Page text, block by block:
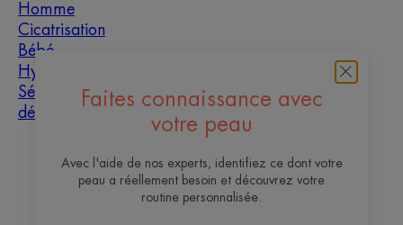
Faites connaissance avec
votre peau
Avec l'aide de nos experts, identifiez ce dont votre
peau a réellement besoin et découvrez votre
routine personnalisée.
Homme
Cicatrisation
Bébé
Hyperkératose
Sécheresse et
déshydratation
À propos
ContactQuestions fréquentes